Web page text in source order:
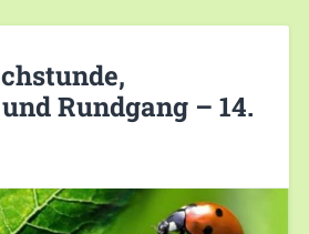
Rundgang – 14.